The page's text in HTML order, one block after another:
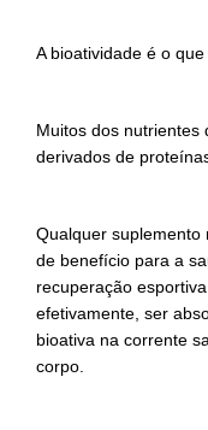
A bioatividade é o
Muitos dos nutrientes
derivados de
Qualquer suplemento
de benefício para a
recuperação
efetivamente, ser
bioativa na corrente
corpo.